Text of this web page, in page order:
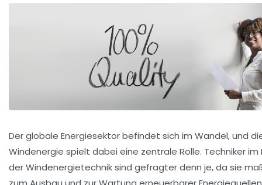
Der globale Energiesektor befindet sich im Wandel, und
Windenergie spielt dabei eine zentrale Rolle. Techniker im
der Windenergietechnik sind gefragter denn je, da sie